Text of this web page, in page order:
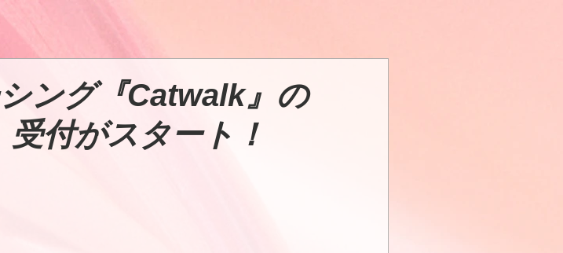
ング『Catwalk』の
受付がスタート！